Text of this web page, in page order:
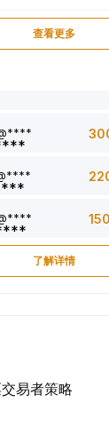
查看更多
150
了解详情
易者策略